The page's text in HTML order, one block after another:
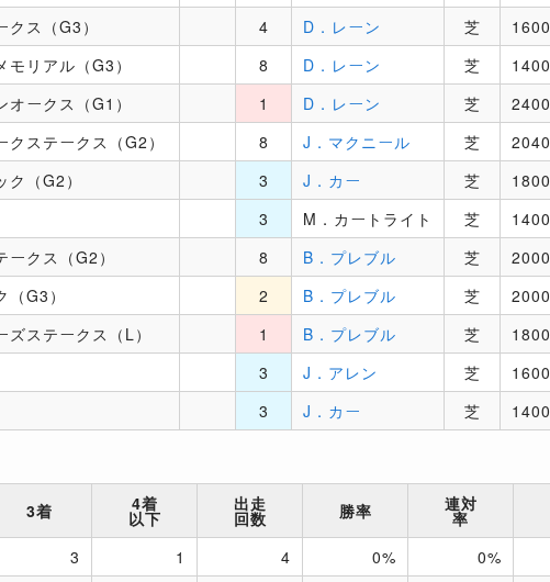
クス（G3） 4 D．レーン 芝 1600
モリアル（G3） 8 D．レーン 芝 1400
ークス（G1） 1 D．レーン 芝 2400
ステークス（G2） 8 J．マクニール 芝 2040
（G2） 3 J．カー 芝 1800
3 M．カートライト 芝 1400
クス（G2） 8 B．プレブル 芝 2000
G3） 2 B．プレブル 芝 2000
ステークス（L） 1 B．プレブル 芝 1800
3 J．アレン 芝 1600
3 J．カー 芝 1400
3着 4着
以下
出走
回数 勝率 連対
率
3 1 4 0% 0%